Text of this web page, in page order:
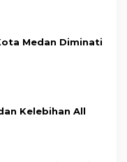
Medan Diminati
Kelebihan All